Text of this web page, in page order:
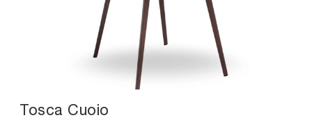
Tosca Cuoio